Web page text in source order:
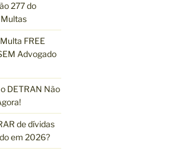
277 do
FREE
Advogado
DETRAN Não
de dívidas
em 2026?